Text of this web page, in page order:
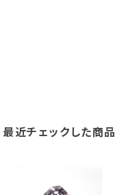
最近チェックした商品